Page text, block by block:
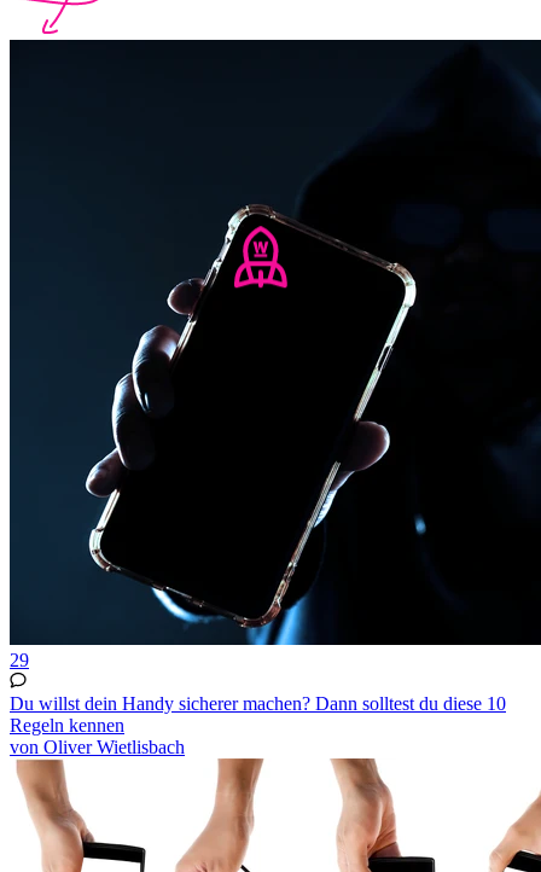
29
Du willst dein Handy sicherer machen? Dann solltest du diese 10
Regeln kennen
von Oliver Wietlisbach